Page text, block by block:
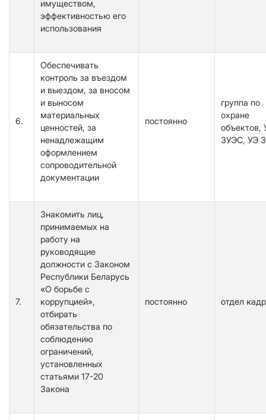
имуществом,
эффективностью его
использования
6.
Обеспечивать
контроль за въездом
и выездом, за вносом
и выносом
материальных
ценностей, за
ненадлежащим
оформлением
сопроводительной
документации
постоянно
группа по
охране
объектов,
ЗУЭС, УЭ
7.
Знакомить лиц,
принимаемых на
работу на
руководящие
должности с Законом
Республики Беларусь
«О борьбе с
коррупцией»,
отбирать
обязательства по
соблюдению
ограничений,
установленных
статьями 17-20
Закона
постоянно отдел